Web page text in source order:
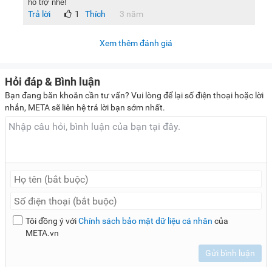
hỗ trợ nhé!
Trả lời Thích
1 3 năm
Xem thêm đánh giá
Hỏi đáp & Bình luận
Bạn đang băn khoăn cần tư vấn? Vui lòng để lại số điện thoại hoặc lời
nhắn, META sẽ liên hệ trả lời bạn sớm nhất.
Tôi đồng ý vớiChính sách bảo mật dữ liệu cá nhân của
META.vn
Gửi bình luận